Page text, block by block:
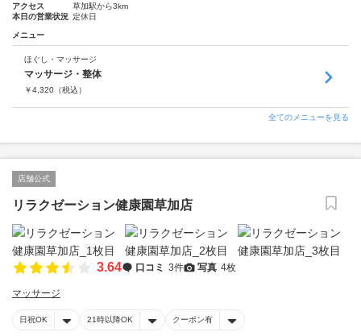
アクセス
草加駅から3km
本日の営業状況 定休日
メニュー
ほぐし・マッサージ
マッサージ・整体
￥4,320 （税込）
全てのメニューを見る
店舗公式
リラクゼーション健康園草加店
3.64 口コミ 3件 写真 4枚
マッサージ
日祝OK 21時以降OK クーポン有